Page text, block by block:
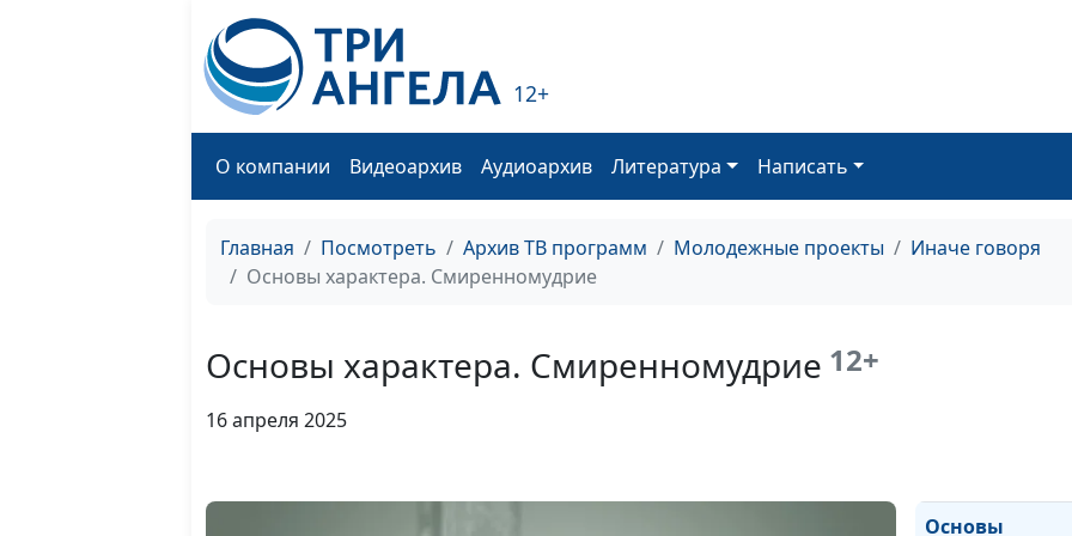
12+
О компании Видеоархив Аудиоархив Литература Написать
Главная Посмотреть Архив ТВ программ Молодежные проекты
Иначе говоря
Основы характера. Смиренномудрие
Основы характера. Смиренномудрие 12+
16 апреля 2025
Кротость
Основы